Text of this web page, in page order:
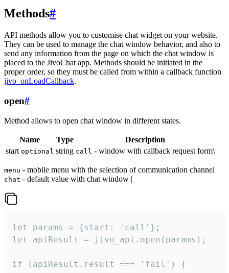
Methods#
API methods allow you to customise chat widget on your website.
They can be used to manage the chat window behavior, and also to
send any information from the page on which the chat window is
placed to the JivoChat app. Methods should be initiated in the
proper order, so they must be called from within a callback function
jivo_onLoadCallback.
open#
Method allows to open chat window in different states.
Name Type
Description
start optional string call - window with callback request form\
menu - mobile menu with the selection of communication channel
chat - default value with chat window |
let params = {start: 'call'};
let apiResult = jivo_api.open(params);
if (apiResult.result === 'fail') {